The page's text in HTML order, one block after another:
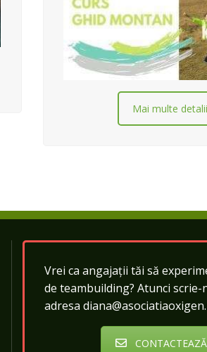
Mai multe detalii
Vrei ca angajații tăi să
de teambuilding? Atunci scrie-
adresa